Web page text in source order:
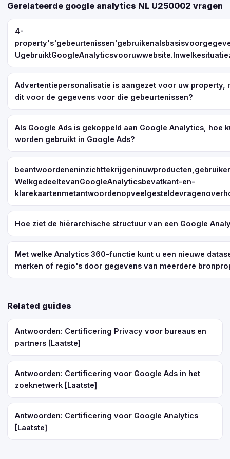
Gerelateerde google analytics NL U250002 vragen
4-
Advertentiepersonalisatie is aangezet voor uw
dit voor de gegevens voor die gebeurtenissen?
Als Google Ads is gekoppeld aan Google Analytics, hoe
worden gebruikt in Google Ads?
WelkgedeeltevanGoogleAnalyticsbevatkant-en-
Hoe ziet de hiërarchische structuur van een Google
Met welke Analytics 360-functie kunt u een nieuwe
merken of regio's door gegevens van meerdere
Related guides
Antwoorden: Certificering Privacy voor bureaus en
partners [Laatste]
Antwoorden: Certificering voor Google Ads in het
zoeknetwerk [Laatste]
Antwoorden: Certificering voor Google Analytics
[Laatste]